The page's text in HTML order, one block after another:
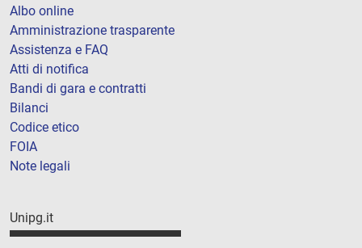
Albo online
Amministrazione trasparente
Assistenza e FAQ
Atti di notifica
Bandi di gara e contratti
Bilanci
Codice etico
FOIA
Note legali
Unipg.it